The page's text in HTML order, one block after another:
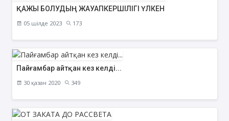
ҚАЖЫ БОЛУДЫҢ ЖАУАПКЕРШІЛІГІ ҮЛКЕН
05 шілде 2023 173
Пайғамбар айтқан кез келді...
30 қазан 2020 349